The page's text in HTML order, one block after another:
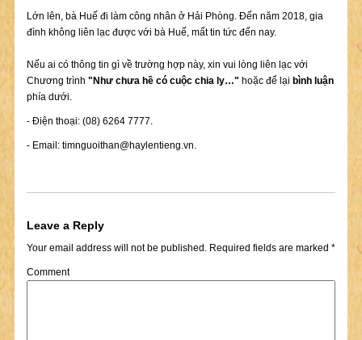
Lớn lên, bà Huế đi làm công nhân ở Hải Phòng. Đến năm 2018, gia
đình không liên lạc được với bà Huế, mất tin tức đến nay.
Nếu ai có thông tin gì về trường hợp này, xin vui lòng liên lạc với
Chương trình "Như chưa hề có cuộc chia ly…" hoặc để lại bình luận
phía dưới.
- Điện thoại: (08) 6264 7777.
- Email: timnguoithan@haylentieng.vn.
Leave a Reply
Your email address will not be published.Required fields are marked *
Comment